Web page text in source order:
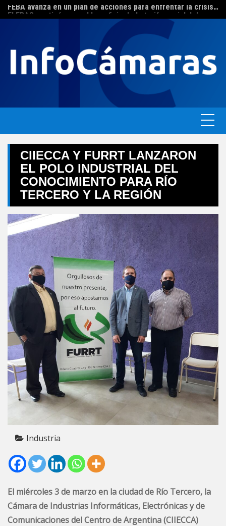
Skip
to
El ERAS continúa con el beneficio de la tarifa social del agua
CIIECCA Y FURRT LANZARON
EL POLO INDUSTRIAL DEL
CONOCIMIENTO PARA RÍO
TERCERO Y LA REGIÓN
Industria
El miércoles 3 de marzo en la ciudad de Río Tercero, la
Cámara de Industrias Informáticas, Electrónicas y de
Comunicaciones del Centro de Argentina (CIIECCA)